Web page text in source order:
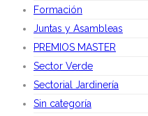
Formación
Juntas y Asambleas
PREMIOS MASTER
Sector Verde
Sectorial Jardinería
Sin categoría